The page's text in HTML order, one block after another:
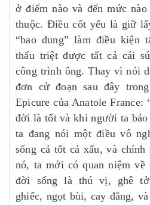
ở điểm nào và đến mức
thuộc. Điều cốt yếu là giữ
“bao dung” làm điều kiện
thấu triệt được tất cả cái
công trình ông. Thay vì nói
đơn cử đoạn sau đây
Epicure của Anatole France:
đời là tốt và khi người ta
ta đang nói một điều vô
sống cả tốt cả xấu, và
nó, ta mới có quan niệm
đời sống là thú vị, ghê
ghiếc, ngọt bùi, cay đắng,